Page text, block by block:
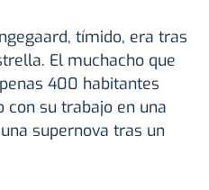
tímido, era tras
El muchacho que
400 habitantes
su trabajo en una
supernova tras un